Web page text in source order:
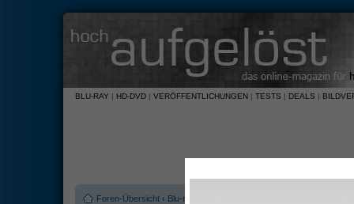
BLU-RAY | HD-DVD | VERÖFFENTLICHUNGEN | TESTS | DEALS |
Foren-Übersicht ‹ Blu-ray und HD-DVD